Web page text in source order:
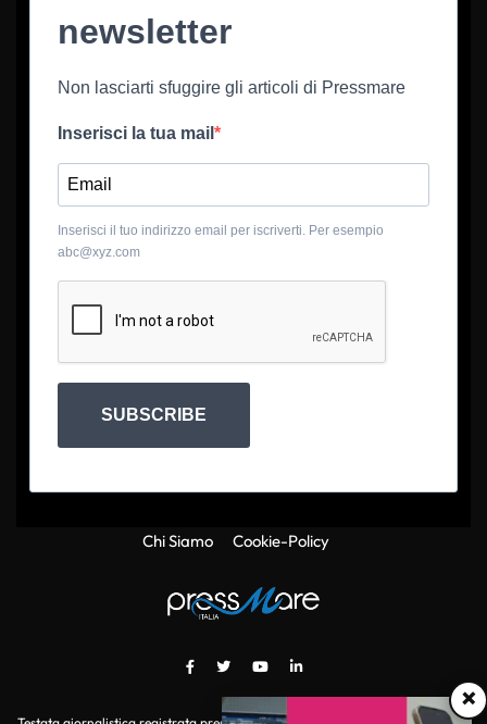
×
newsletter
Non lasciarti sfuggire gli articoli di Pressmare
Inserisci la tua mail
Inserisci il tuo indirizzo email per iscriverti. Per esempio
abc@xyz.com
SUBSCRIBE
Chi Siamo Cookie-Policy